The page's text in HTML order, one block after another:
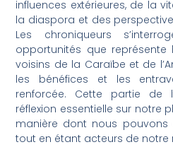
influences extérieures, de la
la diaspora et des
Les chroniqueurs
opportunités que représente
voisins de la Caraïbe et de
les bénéfices et les
renforcée. Cette partie de
réflexion essentielle sur notre
manière dont nous pouvons
tout en étant acteurs de notre